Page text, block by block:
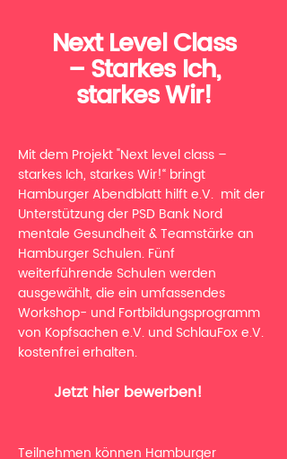
Next Level Class
– Starkes Ich,
starkes Wir!
Mit dem Projekt "Next level class –
starkes Ich, starkes Wir!“ bringt
Hamburger Abendblatt hilft e.V. mit der
Unterstützung der PSD Bank Nord
mentale Gesundheit & Teamstärke an
Hamburger Schulen. Fünf
weiterführende Schulen werden
ausgewählt, die ein umfassendes
Workshop- und Fortbildungsprogramm
von Kopfsachen e.V. und SchlauFox e.V.
kostenfrei erhalten.
Jetzt hier bewerben!
Teilnehmen können Hamburger